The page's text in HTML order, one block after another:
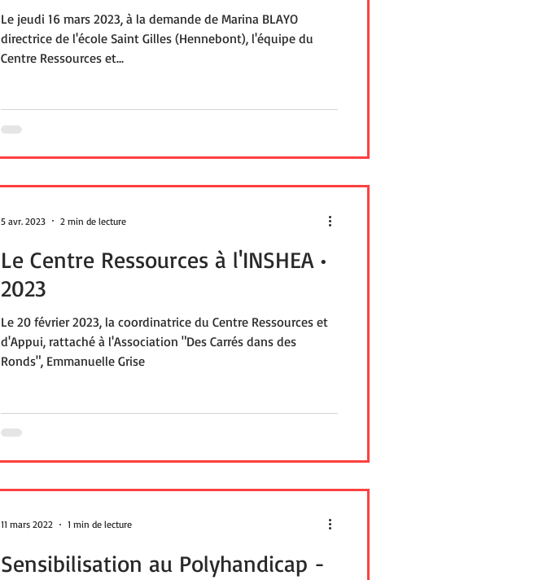
Le jeudi 16 mars 2023, à la demande de Marina BLAYO
directrice de l'école Saint Gilles (Hennebont), l'équipe du
Centre Ressources et...
Le Centre Ressources à l'INSHEA •
2023
Le 20 février 2023, la coordinatrice du Centre Ressources et
d'Appui, rattaché à l'Association "Des Carrés dans des
Ronds", Emmanuelle Grise
5 avr. 2023 2 min de lecture
Sensibilisation au Polyhandicap -
11 mars 2022 1 min de lecture